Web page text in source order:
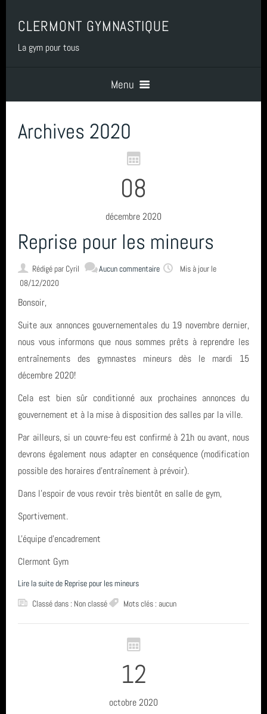
CLERMONT GYMNASTIQUE
La gym pour tous
Menu
PRESENTATION
BENEVOLAT
COTISATIONS
ACCES BUREAU
Compétition (7)
Infos générales (24)
GRS (1)
FETE DE LA GYM 2026
FINALE NATIONALE UFOLEP 2026
Gymnastique Rythmique - Nos équipes en compétition
Assemblée Générale
Mots clés
juin 2026 (2)
septembre 2025 (1)
août 2025 (1)
année 2025 (3)
Fil des articles
Fil des commentaires
Archives 2020
08
décembre 2020
Reprise pour les mineurs
Rédigé par Cyril Aucun commentaire
Mis à jour le
08/12/2020
Bonsoir,
Suite aux annonces gouvernementales du 19 novembre dernier,
nous vous informons que nous sommes prêts à reprendre les
entraînements des gymnastes mineurs dès le mardi 15
décembre 2020!
Cela est bien sûr conditionné aux prochaines annonces du
gouvernement et à la mise à disposition des salles par la ville.
Par ailleurs, si un couvre-feu est confirmé à 21h ou avant, nous
devrons également nous adapter en conséquence (modification
possible des horaires d'entraînement à prévoir).
Dans l'espoir de vous revoir très bientôt en salle de gym,
Sportivement.
L'équipe d'encadrement
Clermont Gym
Lire la suite de Reprise pour les mineurs
Classé dans : Non classé
Mots clés : aucun
12
octobre 2020